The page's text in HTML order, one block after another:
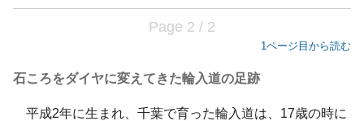
Page 2 / 2
1ページ目から読む
石ころをダイヤに変えてきた輪入道の足跡
平成2年に生まれ、千葉で育った輪入道は、17歳の時に